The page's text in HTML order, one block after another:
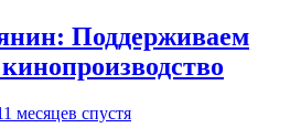
Поддерживаем
месяцев спустя